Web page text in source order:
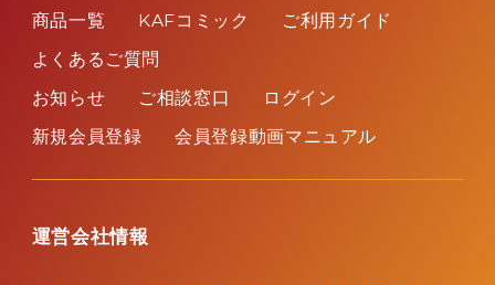
利益相反管理方針
役職員等による購入条件
商品一覧
KAFコミック
ご利用ガイド
よくあるご質問
お知らせ
ご相談窓口
ログイン
新規会員登録
会員登録動画マニュアル
運営会社情報